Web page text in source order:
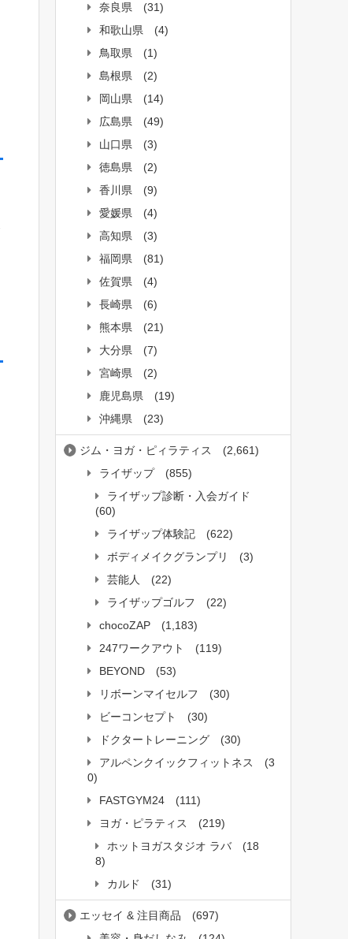
奈良県
(31)
和歌山県
(4)
鳥取県
(1)
島根県
(2)
岡山県
(14)
広島県
(49)
山口県
(3)
徳島県
(2)
香川県
(9)
愛媛県
(4)
高知県
(3)
福岡県
(81)
佐賀県
(4)
長崎県
(6)
熊本県
(21)
大分県
(7)
宮崎県
(2)
鹿児島県
(19)
沖縄県
(23)
ジム・ヨガ・ピィラティス
(2,661)
ライザップ
(855)
ライザップ診断・入会ガイド
(60)
ライザップ体験記
(622)
ボディメイクグランプリ
(3)
芸能人
(22)
ライザップゴルフ
(22)
chocoZAP
(1,183)
247ワークアウト
(119)
BEYOND
(53)
リボーンマイセルフ
(30)
ビーコンセプト
(30)
ドクタートレーニング
(30)
アルペンクイックフィットネス
(3
0)
FASTGYM24
(111)
ヨガ・ピラティス
(219)
ホットヨガスタジオ ラバ
(18
8)
カルド
(31)
エッセイ & 注目商品
(697)